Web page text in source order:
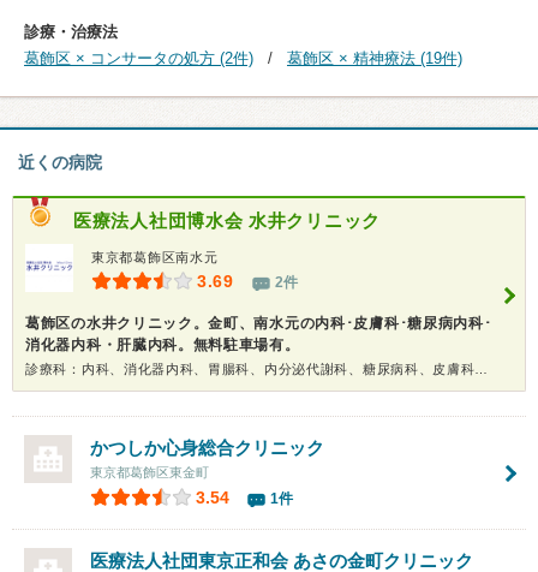
診療・治療法
葛飾区 × コンサータの処方 (2件)
葛飾区 × 精神療法 (19件)
近くの病院
医療法人社団博水会 水井クリニック
東京都葛飾区南水元
3.69 2件
葛飾区の水井クリニック。金町、南水元の内科･皮膚科･糖尿病内科･
消化器内科・肝臓内科。無料駐車場有。
かつしか心身総合クリニック
東京都葛飾区東金町
3.54 1件
医療法人社団東京正和会 あさの金町クリニック